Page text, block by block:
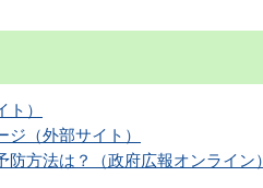
）
（外部サイト）
方法は？（政府広報オンライン